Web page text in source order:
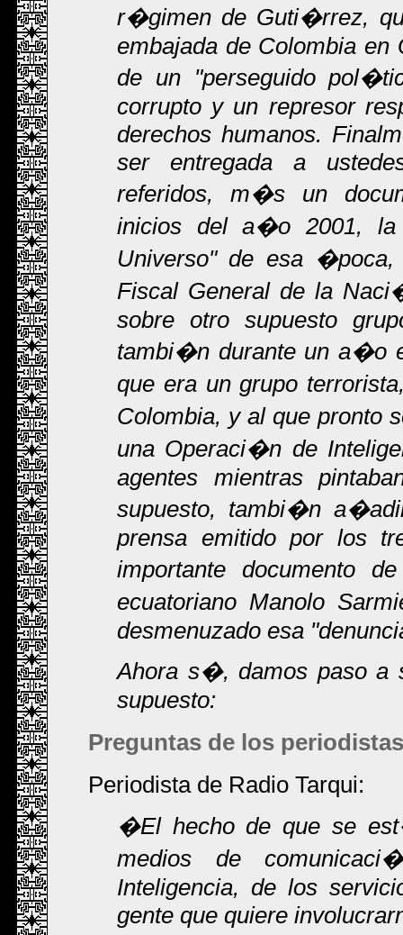
r�gimen de Guti�rrez,
embajada de Colombia en
de un "perseguido
corrupto y un represor
derechos humanos.
ser entregada a
referidos, m�s un
inicios del a�o 2001, la
Universo" de esa
Fiscal General de la
sobre otro supuesto
tambi�n durante un a�o
que era un grupo
Colombia, y al que pronto
una Operaci�n de
agentes mientras
supuesto, tambi�n
prensa emitido por los
importante documento
ecuatoriano Manolo
desmenuzado esa
Ahora s�, damos paso a
supuesto:
Preguntas de los
Periodista de Radio Tarqui:
�El hecho de que se
medios de
Inteligencia, de los
gente que quiere